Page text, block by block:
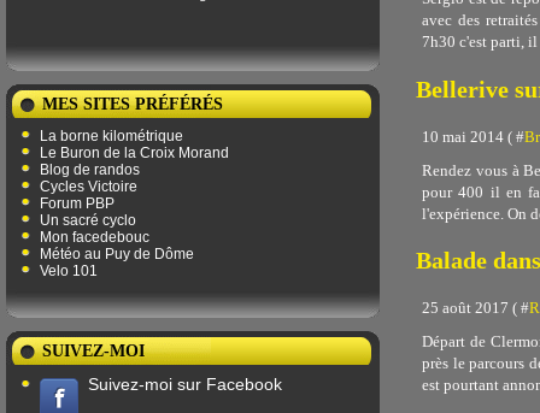
MES SITES PRÉFÉRÉS
La borne kilométrique
Le Buron de la Croix Morand
Blog de randos
Cycles Victoire
Forum PBP
Un sacré cyclo
Mon facedebouc
Météo au Puy de Dôme
Velo 101
SUIVEZ-MOI
Suivez-moi sur Facebook
avec des
7h30 c'est parti,
Bellerive
10 mai 2014 ( #
Rendez vous à
pour 400 il en
l'expérience. On
Balade
25 août 2017 ( #
Départ de
près le parcours
est pourtant